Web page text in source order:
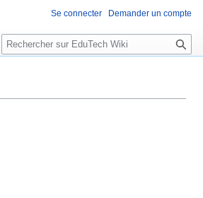
Se connecter Demander un compte
R
e
e